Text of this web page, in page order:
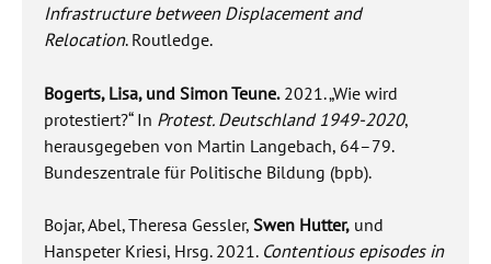
Infrastructure between Displacement and
Relocation.Routledge.
Bogerts, Lisa, und Simon Teune.2021. „Wie wird
protestiert?“ In Protest. Deutschland 1949-2020,
herausgegeben von Martin Langebach, 64–79.
Bundeszentrale für Politische Bildung (bpb).
Bojar, Abel, Theresa Gessler,Swen Hutter, und
Hanspeter Kriesi, Hrsg. 2021. Contentious episodes in